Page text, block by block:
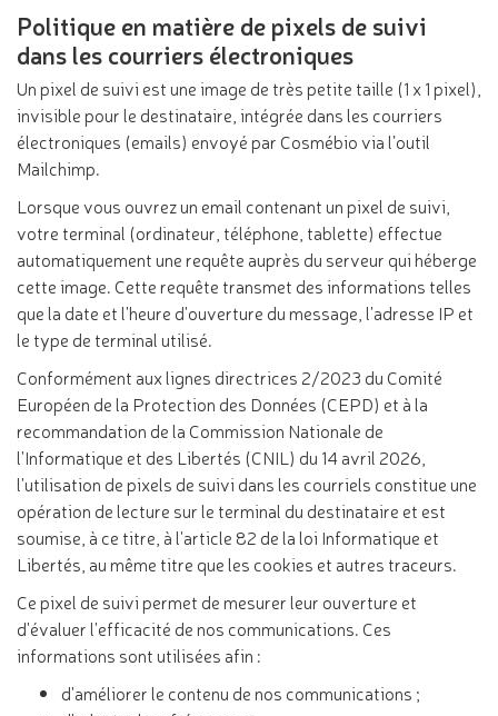
Politique en matière de pixels de suivi
dans les courriers électroniques
Un pixel de suivi est une image de très petite taille (1 x 1 pixel),
invisible pour le destinataire, intégrée dans les courriers
électroniques (emails) envoyé par Cosmébio via l’outil
Mailchimp.
Lorsque vous ouvrez un email contenant un pixel de suivi,
votre terminal (ordinateur, téléphone, tablette) effectue
automatiquement une requête auprès du serveur qui héberge
cette image. Cette requête transmet des informations telles
que la date et l'heure d'ouverture du message, l'adresse IP et
le type de terminal utilisé.
Conformément aux lignes directrices 2/2023 du Comité
Européen de la Protection des Données (CEPD) et à la
recommandation de la Commission Nationale de
l'Informatique et des Libertés (CNIL) du 14 avril 2026,
l'utilisation de pixels de suivi dans les courriels constitue une
opération de lecture sur le terminal du destinataire et est
soumise, à ce titre, à l'article 82 de la loi Informatique et
Libertés, au même titre que les cookies et autres traceurs.
Ce pixel de suivi permet de mesurer leur ouverture et
d'évaluer l'efficacité de nos communications. Ces
informations sont utilisées afin :
d'améliorer le contenu de nos communications ;